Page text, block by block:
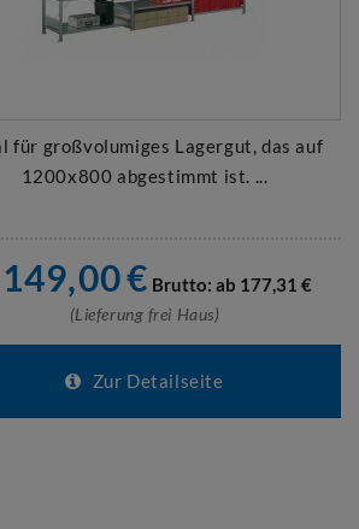
für großvolumiges Lagergut, das auf
1200x800 abgestimmt ist. ...
149,00€ Brutto: ab 177,31 €
(Lieferung frei Haus)
Zur Detailseite